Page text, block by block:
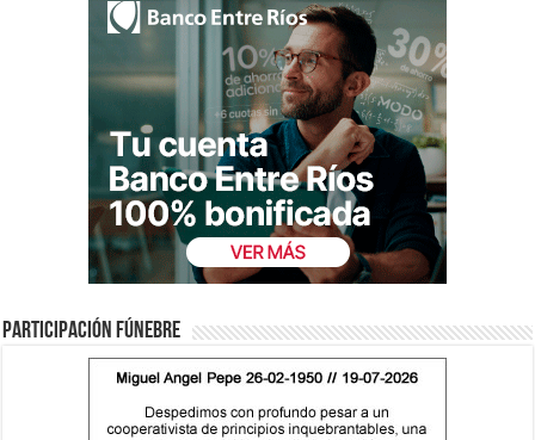
Participación fúnebre